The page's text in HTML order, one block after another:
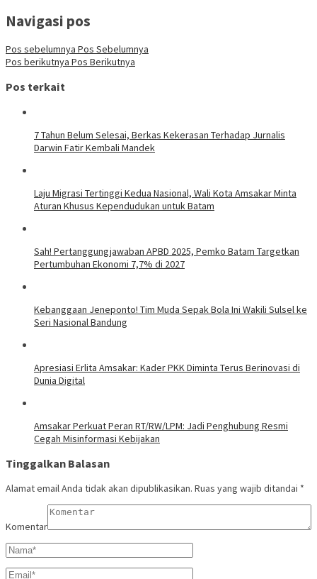
Navigasi pos
Pos sebelumnya Pos Sebelumnya
Pos berikutnya Pos Berikutnya
Pos terkait
7 Tahun Belum Selesai, Berkas Kekerasan Terhadap Jurnalis
Darwin Fatir Kembali Mandek
Laju Migrasi Tertinggi Kedua Nasional, Wali Kota Amsakar Minta
Aturan Khusus Kependudukan untuk Batam
Sah! Pertanggungjawaban APBD 2025, Pemko Batam Targetkan
Pertumbuhan Ekonomi 7,7% di 2027
Kebanggaan Jeneponto! Tim Muda Sepak Bola Ini Wakili Sulsel ke
Seri Nasional Bandung
Apresiasi Erlita Amsakar: Kader PKK Diminta Terus Berinovasi di
Dunia Digital
Amsakar Perkuat Peran RT/RW/LPM: Jadi Penghubung Resmi
Cegah Misinformasi Kebijakan
Tinggalkan Balasan
Alamat email Anda tidak akan dipublikasikan. Ruas yang wajib ditandai *
Komentar